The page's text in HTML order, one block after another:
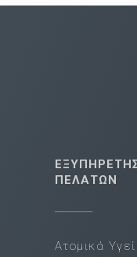
ΠΕΛΑΤΩΝ
Ατομικά